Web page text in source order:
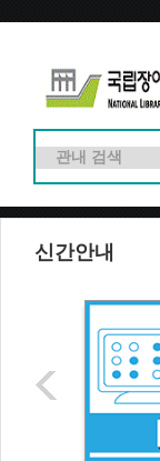
신간안내